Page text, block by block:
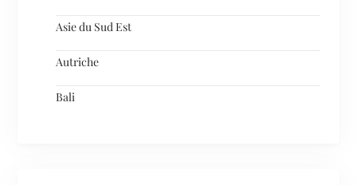
Asie du Sud Est
Autriche
Bali